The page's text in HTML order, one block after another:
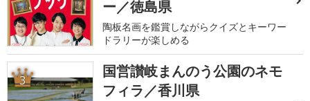
ー／徳島県
陶板名画を鑑賞しながらクイズとキーワー
ドラリーが楽しめる
3
国営讃岐まんのう公園のネモ
フィラ／香川県